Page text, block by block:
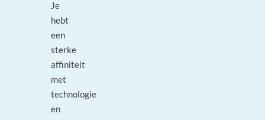
Je
hebt
een
sterke
affiniteit
met
technologie
en